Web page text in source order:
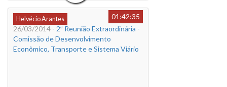
Helvécio Arantes
01:42:35
26/03/2014 - 2ª Reunião Extraordinária -
Comissão de Desenvolvimento
Econômico, Transporte e Sistema Viário